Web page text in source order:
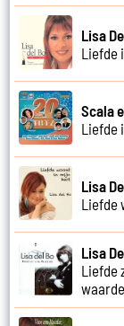
Lisa
Liefde
Scala
Liefde
Lisa
Liefde
Lisa
Liefde
waarde